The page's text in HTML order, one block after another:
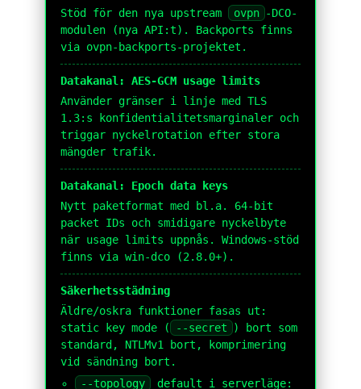
Stöd för den nya upstream
ovpn -DCO-
modulen (nya API:t). Backports finns
via ovpn-backports-projektet.
Datakanal: AES-GCM usage limits
Använder gränser i linje med TLS
1.3:s konfidentialitetsmarginaler och
triggar nyckelrotation efter stora
mängder trafik.
Datakanal: Epoch data keys
Nytt paketformat med bl.a. 64-bit
packet IDs och smidigare nyckelbyte
när usage limits uppnås. Windows-stöd
finns via win-dco (2.8.0+).
Säkerhetsstädning
Äldre/oskra funktioner fasas ut:
static key mode (
--secret
) bort som
standard, NTLMv1 bort, komprimering
vid sändning bort.
--topology
default i serverläge: